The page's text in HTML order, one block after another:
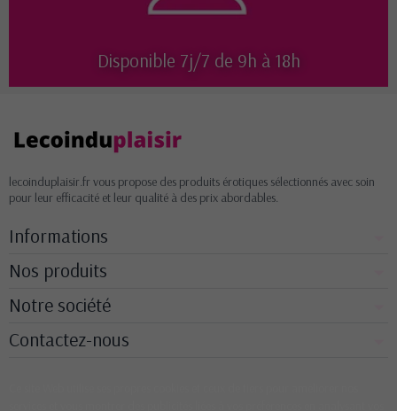
Disponible 7j/7 de 9h à 18h
lecoinduplaisir.fr vous propose des produits érotiques sélectionnés avec soin
pour leur efficacité et leur qualité à des prix abordables.
Informations
Nos produits
Notre société
Contactez-nous